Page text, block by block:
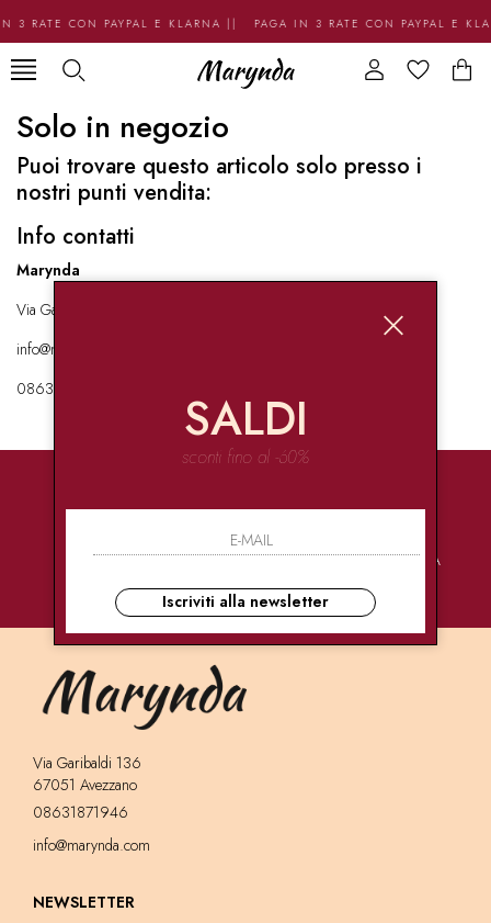
3 RATE CON PAYPAL E KLARNA || PAGA IN 3 RATE CON PAYPAL E
Solo in negozio
Puoi trovare questo articolo solo presso i
nostri punti vendita:
Info contatti
Marynda
Via Garibaldi 136 67051 Avezzano
info@marynda.com
08631871946
PAGAMENTI
CONSEGNE
ULTRA RAPIDE
ASSISTENZA
Via Garibaldi 136
67051 Avezzano
08631871946
info@marynda.com
NEWSLETTER
SALDI
sconti fino al -60%
Iscriviti alla newsletter